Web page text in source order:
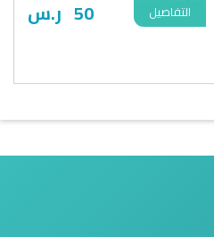
ر.س 50 التفاصيل